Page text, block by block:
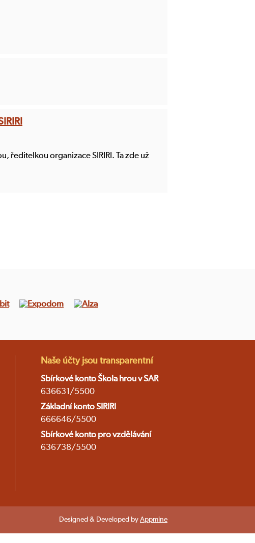
ředitelkou organizace SIRIRI. Ta zde už
Naše účty jsou transparentní
Sbírkové konto Škola hrou v SAR
636631/5500
Základní konto SIRIRI
666646/5500
Sbírkové konto pro vzdělávání
636738/5500
Designed & Developed by Appmine